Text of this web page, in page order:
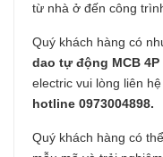
từ nhà ở đến công
Quý khách hàng có
dao tự động MCB 4P
electric vui lòng liên
hotline 0973004898.
Quý khách hàng có